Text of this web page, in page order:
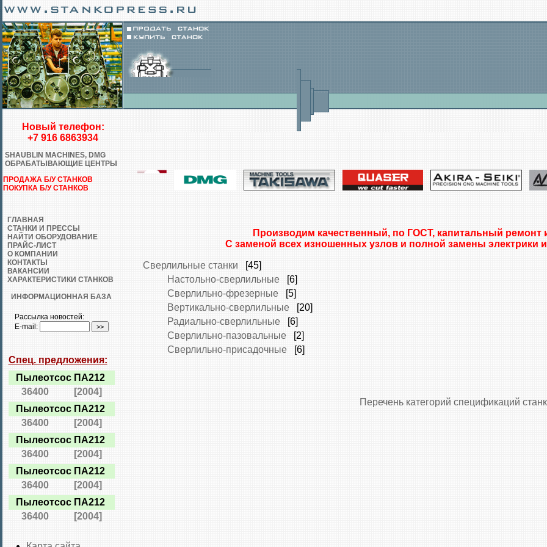
Новый телефон:
+7 916 6863934
SHAUBLIN MACHINES, DMG
ОБРАБАТЫВАЮЩИЕ ЦЕНТРЫ
ПРОДАЖА Б/У СТАНКОВ
ПОКУПКА Б/У СТАНКОВ
ГЛАВНАЯ
СТАНКИ И ПРЕССЫ
НАЙТИ ОБОРУДОВАНИЕ
ПРАЙС-ЛИСТ
О КОМПАНИИ
КОНТАКТЫ
ВАКАНСИИ
ХАРАКТЕРИСТИКИ СТАНКОВ
ИНФОРМАЦИОННАЯ БАЗА
Рассылка новостей:
E-mail:
Спец. предложения:
Пылеотсос ПА212
36400
[2004]
Пылеотсос ПА212
36400
[2004]
Пылеотсос ПА212
36400
[2004]
Пылеотсос ПА212
36400
[2004]
Пылеотсос ПА212
36400
[2004]
Производим качественный, по ГОСТ, капитальный ремонт
С заменой всех изношенных узлов и полной замены электрики
Сверлильные станки [45]
Настольно-сверлильные[6]
Сверлильно-фрезерные [5]
Вертикально-сверлильные [20]
Радиально-сверлильные [6]
Сверлильно-пазовальные[2]
Сверлильно-присадочные[6]
Перечень категорий спецификаций